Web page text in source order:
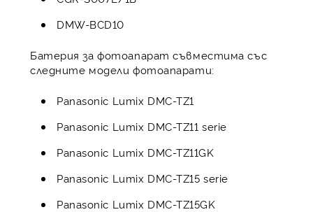
DMW-BCD10
Батерия за фотоапарат съвместима със
следните модели фотоапарати:
Panasonic Lumix DMC-TZ1
Panasonic Lumix DMC-TZ11 serie
Panasonic Lumix DMC-TZ11GK
Panasonic Lumix DMC-TZ15 serie
Panasonic Lumix DMC-TZ15GK